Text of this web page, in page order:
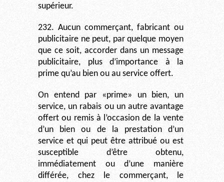
supérieur.
232. Aucun commerçant, fabricant ou
publicitaire ne peut, par quelque moyen
que ce soit, accorder dans un message
publicitaire, plus d’importance à la
prime qu’au bien ou au service offert.
On entend par «prime» un bien, un
service, un rabais ou un autre avantage
offert ou remis à l’occasion de la vente
d’un bien ou de la prestation d’un
service et qui peut être attribué ou est
susceptible d’être obtenu,
immédiatement ou d’une manière
différée, chez le commerçant, le